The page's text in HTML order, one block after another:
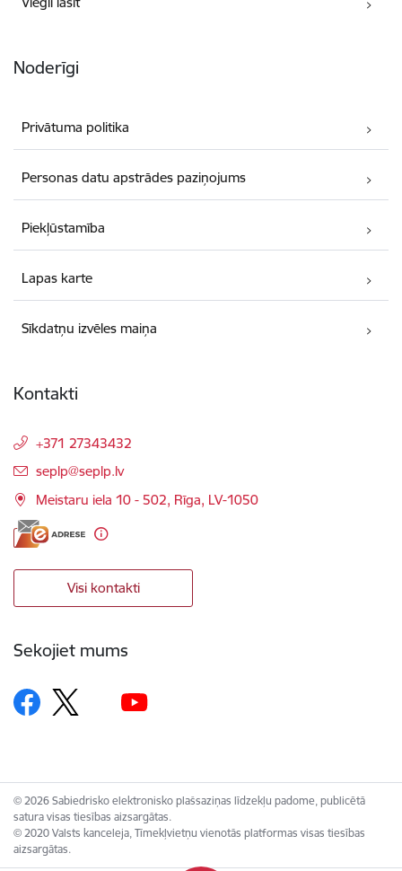
Noderīgi
Privātuma politika
Personas datu apstrādes paziņojums
Piekļūstamība
Lapas karte
Sīkdatņu izvēles maiņa
Kontakti
+371 27343432
E-pasts:
seplp@seplp.lv
Meistaru iela 10 - 502, Rīga, LV-1050
Visi kontakti
Sekojiet mums
© 2026 Sabiedrisko elektronisko plašsaziņas līdzekļu padome, publicētā
satura visas tiesības aizsargātas.
© 2020 Valsts kanceleja, Tīmekļvietņu vienotās platformas visas tiesības
aizsargātas.